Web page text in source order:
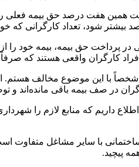
هفت درصد حق بیمه فعلی را
شود، تعداد کارگرانی که
هزار کارگر ساختمانی به دلیل ناتوانی
کارگران واقعی هستند که
بیمه حداقل تا ۱۱درصد مطرح شده، اما بنده
در صف بیمه باقی مانده‌اند و
در قم قرار بود به یک هزار و ۲۰۰ نفر سهمیه
با سایر مشاغل متفاوت
پیچید.